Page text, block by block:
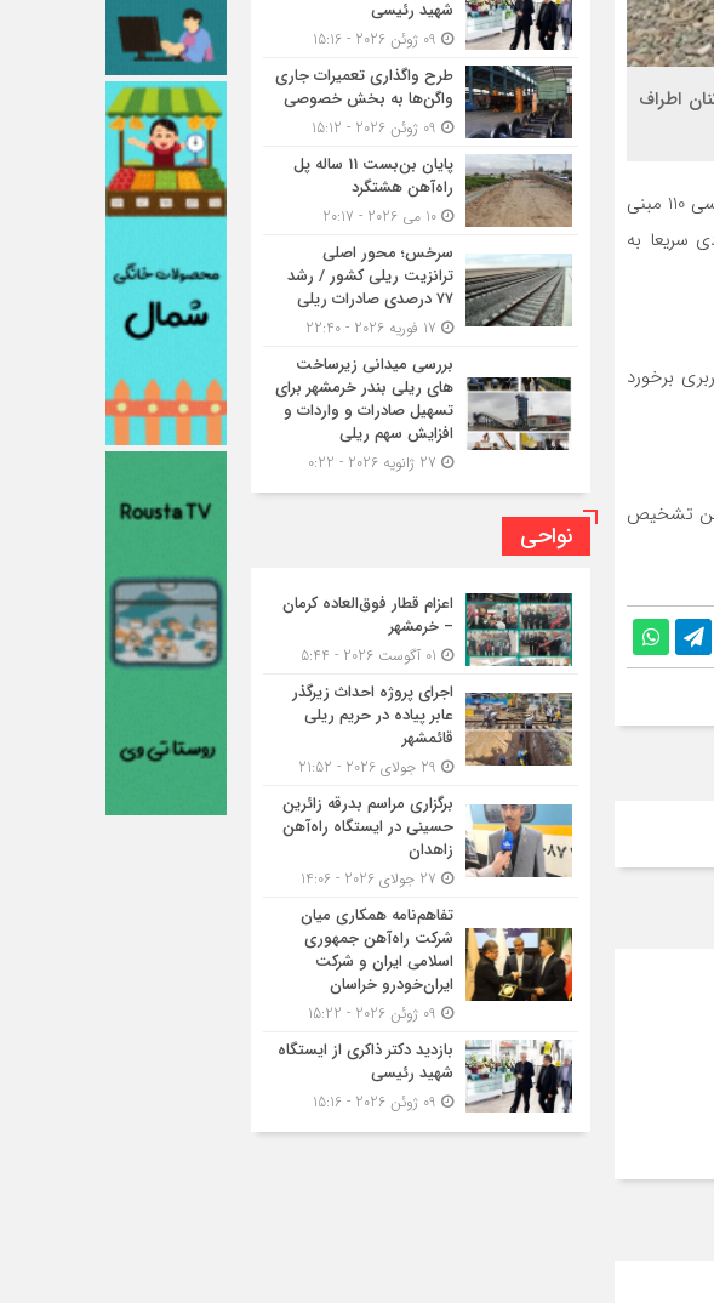
اطراف
سرگرد میثم جلیله وند اعلام کرد: ساعت 15:30 روز گذشته، پس از تماس تلفنی شهروندان با مرکز فوریت‌های پلیسی 110 مبنی
سریعا به
18 ساله‌ای با قطار مسافربری برخورد
تشخیص
شهید رئیسی
طرح واگذاری تعمیرات جاری
واگن‌ها به بخش خصوصی
پایان بن‌بست 11 ساله پل
راه‌آهن هشتگرد
سرخس؛ محور اصلی
ترانزیت ریلی کشور / رشد
۷۷ درصدی صادرات ریلی
بررسی میدانی زیرساخت
های ریلی بندر خرمشهر برای
تسهیل صادرات و واردات و
افزایش سهم ریلی
نواحی
اعزام قطار فوق‌العاده کرمان
– خرمشهر
اجرای پروژه احداث زیرگذر
عابر پیاده در حریم ریلی
قائمشهر
برگزاری مراسم بدرقه زائرین
حسینی در ایستگاه راه‌آهن
زاهدان
تفاهم‌نامه همکاری میان
شرکت راه‌آهن جمهوری
اسلامی ایران و شرکت
ایران‌خودرو خراسان
بازدید دکتر ذاکری از ایستگاه
شهید رئیسی